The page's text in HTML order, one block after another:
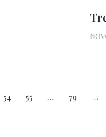
54 55 … 79 →